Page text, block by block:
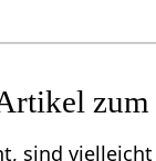
zum
sind